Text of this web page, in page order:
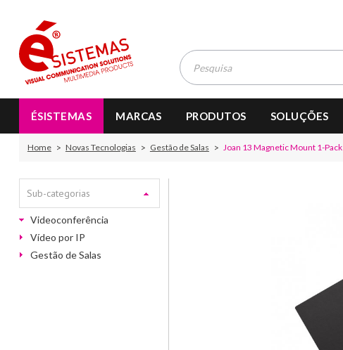
ÉSISTEMAS MARCAS PRODUTOS SOLUÇÕES
Home Novas Tecnologias Gestão de Salas Joan 13 Magnetic Mount 1-Pack
Sub-categorias
Videoconferência
Vídeo por IP
Gestão de Salas